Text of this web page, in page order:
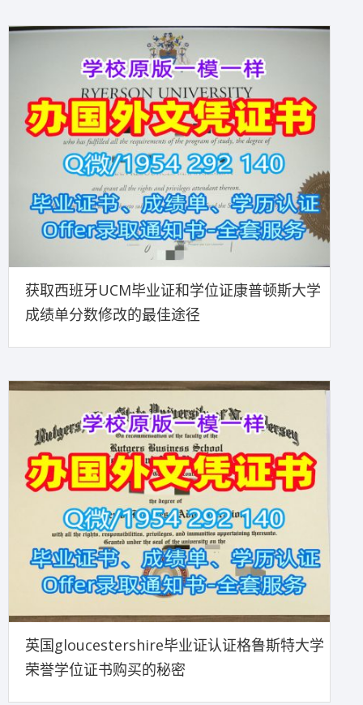
获取西班牙UCM毕业证和学位证康普顿斯大学
成绩单分数修改的最佳途径
英国gloucestershire毕业证认证格鲁斯特大学
荣誉学位证书购买的秘密